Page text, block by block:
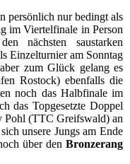
persönlich nur bedingt als
im Viertelfinale in Person
nächsten saustarken
Einzelturnier am Sonntag
zum Glück gelang es
Rostock) ebenfalls die
noch das Halbfinale im
das Topgesetzte Doppel
Pohl (TTC Greifswald) an
unsere Jungs am Ende
über den Bronzerang